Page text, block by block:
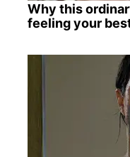
Why this
feeling your